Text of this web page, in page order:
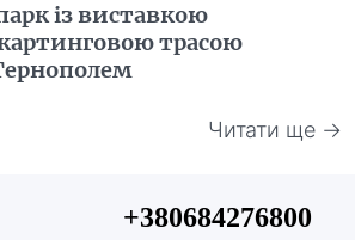
із виставкою
трасою
Читати ще →
+380684276800